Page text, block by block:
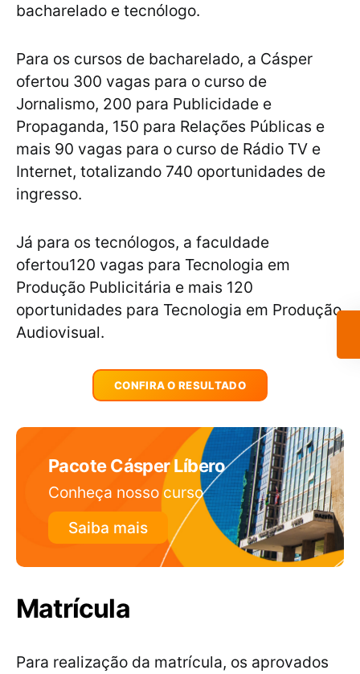
bacharelado e tecnólogo.
Para os cursos de bacharelado, a Cásper
ofertou 300 vagas para o curso de
Jornalismo, 200 para Publicidade e
Propaganda, 150 para Relações Públicas e
mais 90 vagas para o curso de Rádio TV e
Internet, totalizando 740 oportunidades de
ingresso.
Já para os tecnólogos, a faculdade
ofertou120 vagas para Tecnologia em
Produção Publicitária e mais 120
oportunidades para Tecnologia em Produção
Audiovisual.
CONFIRA O RESULTADO
Pacote Cásper Líbero
Conheça nosso curso
Saiba mais
Matrícula
Para realização da matrícula, os aprovados